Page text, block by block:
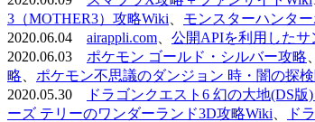
3（MOTHER3）攻略Wiki
モンスターハンタ
2020.06.04 airappli.com 公開APIを利用したサ
2020.06.03 ポケモン ゴールド・シルバー攻略
略
ポケモン不思議のダンジョン 時・闇の探
2020.05.30
ドラゴンクエスト6 幻の大地(DS版
ーズ テリーのワンダーランド3D攻略Wiki
ド